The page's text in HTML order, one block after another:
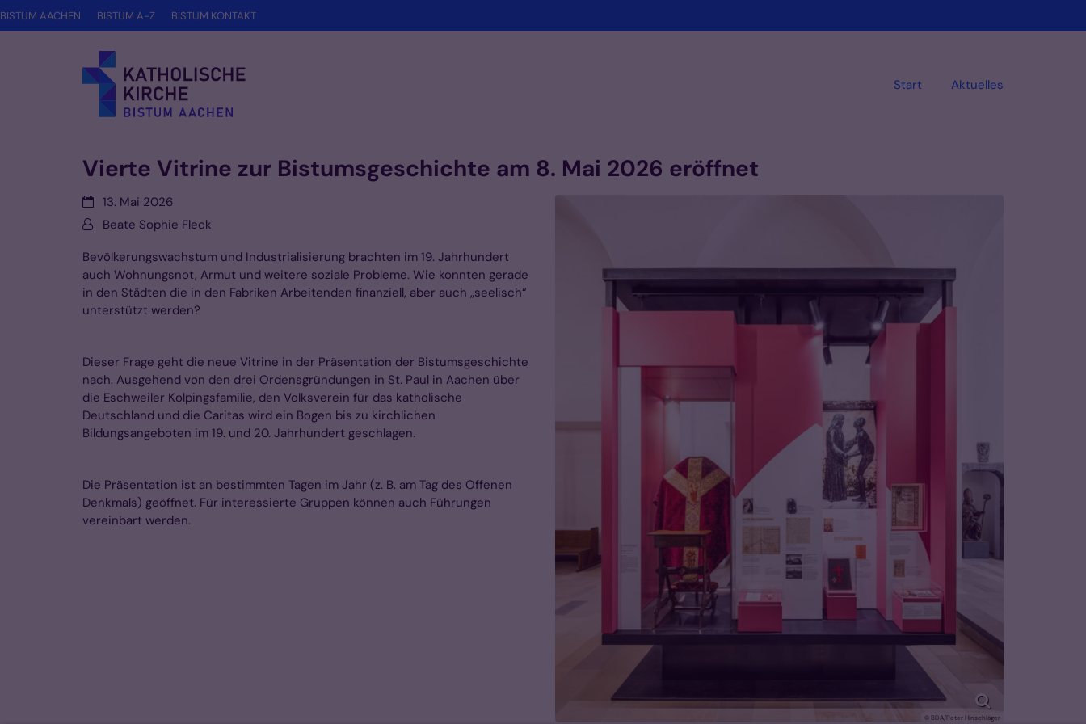
Zum Inhalt springen
Start Aktuelles
BISTUM AACHEN BISTUM A-Z BISTUM KONTAKT
Vierte Vitrine zur Bistumsgeschichte am 8. Mai 2026 eröffnet
© BDA/Peter Hinschläger
Datum:13. Mai 2026
Von:Beate Sophie Fleck
Bevölkerungswachstum und Industrialisierung brachten im 19. Jahrhundert
auch Wohnungsnot, Armut und weitere soziale Probleme. Wie konnten gerade
in den Städten die in den Fabriken Arbeitenden finanziell, aber auch „seelisch“
unterstützt werden?
Dieser Frage geht die neue Vitrine in der Präsentation der Bistumsgeschichte
nach. Ausgehend von den drei Ordensgründungen in St. Paul in Aachen über
die Eschweiler Kolpingsfamilie, den Volksverein für das katholische
Deutschland und die Caritas wird ein Bogen bis zu kirchlichen
Bildungsangeboten im 19. und 20. Jahrhundert geschlagen.
Die Präsentation ist an bestimmten Tagen im Jahr (z. B. am Tag des Offenen
Denkmals) geöffnet. Für interessierte Gruppen können auch Führungen
vereinbart werden.